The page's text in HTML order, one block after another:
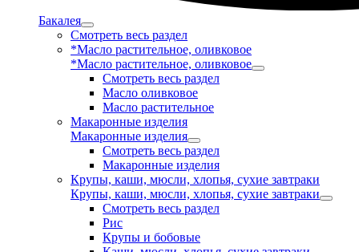
Бакалея
Смотреть весь раздел
*Масло растительное, оливковое
*Масло растительное, оливковое
Смотреть весь раздел
Масло оливковое
Масло растительное
Макаронные изделия
Макаронные изделия
Смотреть весь раздел
Макаронные изделия
Крупы, каши, мюсли, хлопья, сухие завтраки
Крупы, каши, мюсли, хлопья, сухие завтраки
Смотреть весь раздел
Рис
Крупы и бобовые